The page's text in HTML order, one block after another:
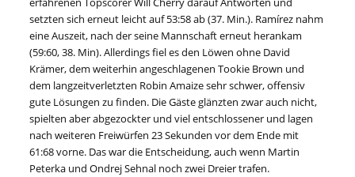
setzten sich erneut leicht auf 53:58 ab (37. Min.). Ramírez nahm
eine Auszeit, nach der seine Mannschaft erneut herankam
(59:60, 38. Min). Allerdings fiel es den Löwen ohne David
Krämer, dem weiterhin angeschlagenen Tookie Brown und
dem langzeitverletzten Robin Amaize sehr schwer, offensiv
gute Lösungen zu finden. Die Gäste glänzten zwar auch nicht,
spielten aber abgezockter und viel entschlossener und lagen
nach weiteren Freiwürfen 23 Sekunden vor dem Ende mit
61:68 vorne. Das war die Entscheidung, auch wenn Martin
Peterka und Ondrej Sehnal noch zwei Dreier trafen.